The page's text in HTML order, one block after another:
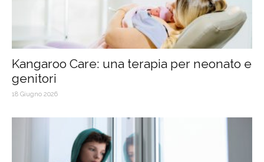
Kangaroo Care: una terapia per neonato e
genitori
18 Giugno 2026